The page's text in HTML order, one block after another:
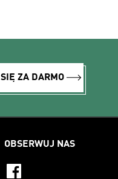
ZA DARMO
OBSERWUJ NAS